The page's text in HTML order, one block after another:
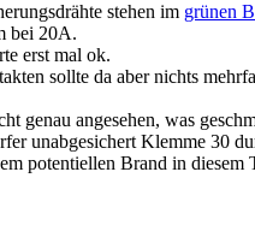
stehen im grünen
bei 20A.
erst mal ok.
sollte da aber nichts
genau angesehen, was
unabgesichert Klemme 30
potentiellen Brand in diesem